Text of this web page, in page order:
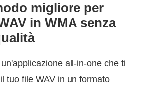
migliore per
in WMA senza
all-in-one che ti
tuo file WAV in un formato